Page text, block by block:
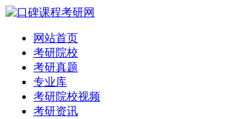
网站首页
考研院校
考研真题
专业库
考研院校视频
考研资讯